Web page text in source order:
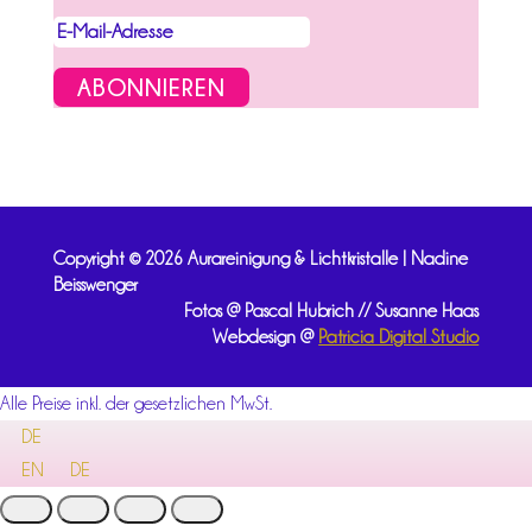
ABONNIEREN
Copyright © 2026 Aurareinigung & Lichtkristalle | Nadine
Beisswenger
Fotos @ Pascal Hubrich // Susanne Haas
Webdesign @ Patricia Digital Studio
Alle Preise inkl. der gesetzlichen MwSt.
DE
EN
DE